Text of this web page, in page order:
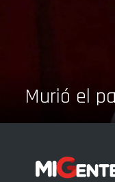
Murió el